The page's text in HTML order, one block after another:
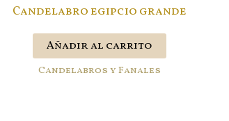
Candelabro egipcio grande
Añadir al carrito
Candelabros y Fanales